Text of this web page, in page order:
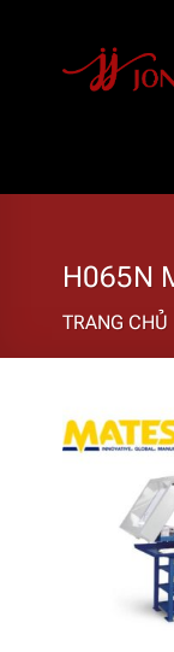
H065N
TRANG CHỦ